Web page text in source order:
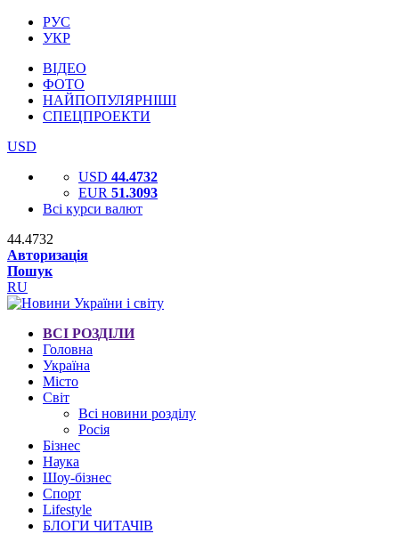
РУС
УКР
ВІДЕО
ФОТО
НАЙПОПУЛЯРНІШІ
СПЕЦПРОЕКТИ
USD
USD 44.4732
EUR 51.3093
Всі курси валют
44.4732
Авторизація
Пошук
RU
ВСІ РОЗДІЛИ
Головна
Україна
Місто
Світ
Всі новини розділу
Росія
Бізнес
Наука
Шоу-бізнес
Спорт
Lifestyle
БЛОГИ ЧИТАЧІВ